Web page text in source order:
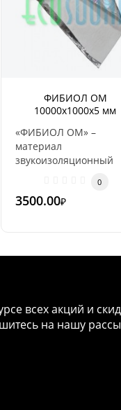
ФИБИОЛ ОМ
10000х1000х5 мм
«ФИБИОЛ ОМ» –
материал
звукоизоляционный
0
3500.00₽
всех акций и
на нашу